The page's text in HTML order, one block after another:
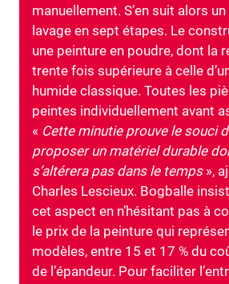
manuellement. S’en suit alors
lavage en sept étapes. Le
une peinture en poudre, dont la
trente fois supérieure à celle
humide classique. Toutes les
peintes individuellement avant
« Cette minutie prouve le souci
proposer un matériel durable
s’altérera pas dans le temps»,
Charles Lescieux. Bogballe
cet aspect en n’hésitant pas à
le prix de la peinture qui
modèles, entre 15 et 17 % du
de l’épandeur. Pour faciliter